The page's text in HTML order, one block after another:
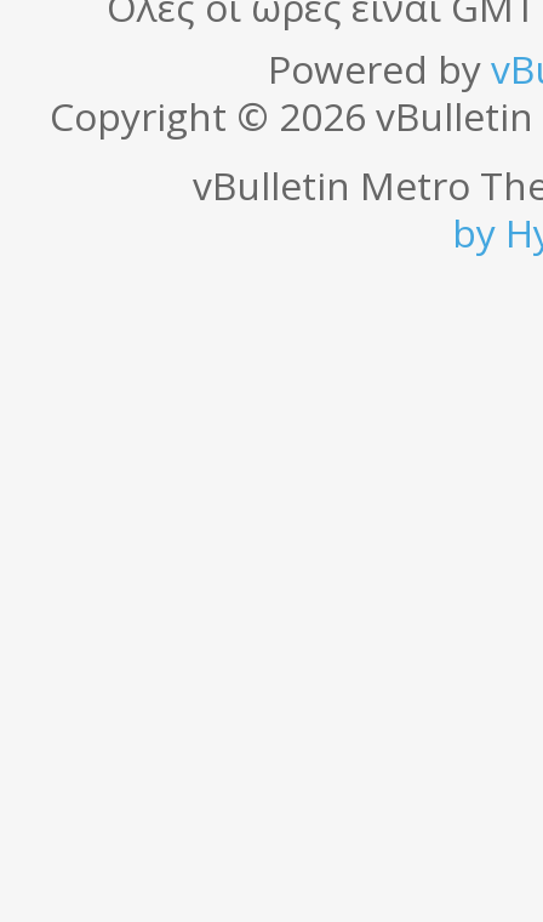
Powered by
Copyright © 2026
vBulletin Metro
by